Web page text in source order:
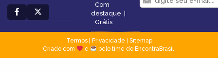
Com
destaque |
Grátis
Termos| Privacidade
Sitemap
Criado com
e pelo time do EncontraBrasil